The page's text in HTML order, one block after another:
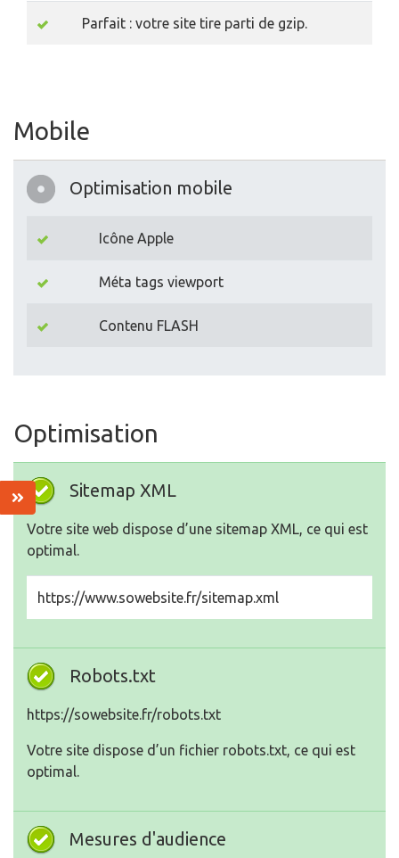
Parfait : votre site tire parti de gzip.
Mobile
Optimisation mobile
Icône Apple
Méta tags viewport
Contenu FLASH
Optimisation
Sitemap XML
Votre site web dispose d’une sitemap XML, ce qui est
optimal.
https://www.sowebsite.fr/sitemap.xml
Robots.txt
https://sowebsite.fr/robots.txt
Votre site dispose d’un fichier robots.txt, ce qui est
optimal.
Mesures d'audience